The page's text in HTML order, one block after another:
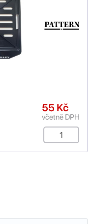
55 Kč
včetně DPH